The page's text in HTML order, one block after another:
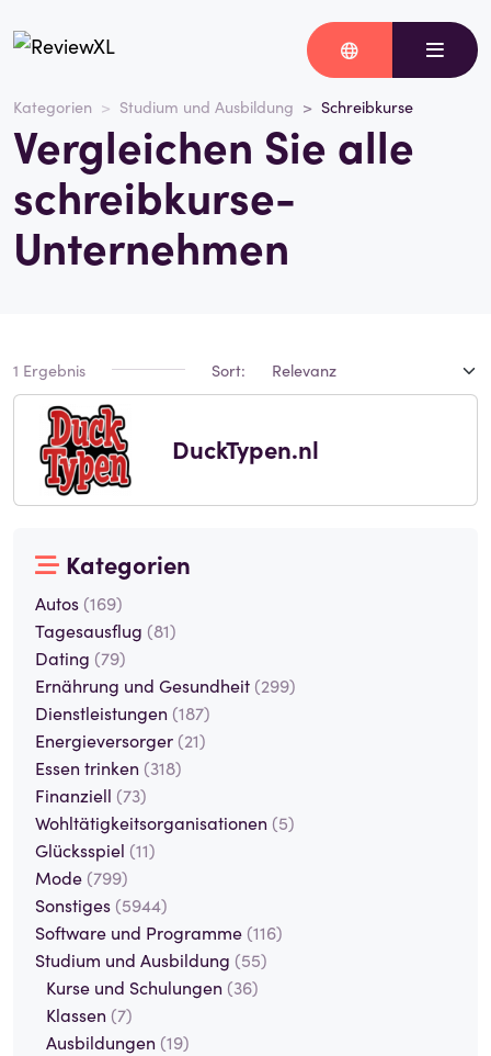
Kategorien Studium und Ausbildung Schreibkurse
Vergleichen Sie alle
schreibkurse-
Unternehmen
1 Ergebnis Sort:
DuckTypen.nl
Kategorien
Autos (169)
Tagesausflug (81)
Dating (79)
Ernährung und Gesundheit (299)
Dienstleistungen (187)
Energieversorger (21)
Essen trinken (318)
Finanziell (73)
Wohltätigkeitsorganisationen (5)
Glücksspiel (11)
Mode (799)
Sonstiges (5944)
Software und Programme (116)
Studium und Ausbildung (55)
Kurse und Schulungen (36)
Klassen (7)
Ausbildungen (19)